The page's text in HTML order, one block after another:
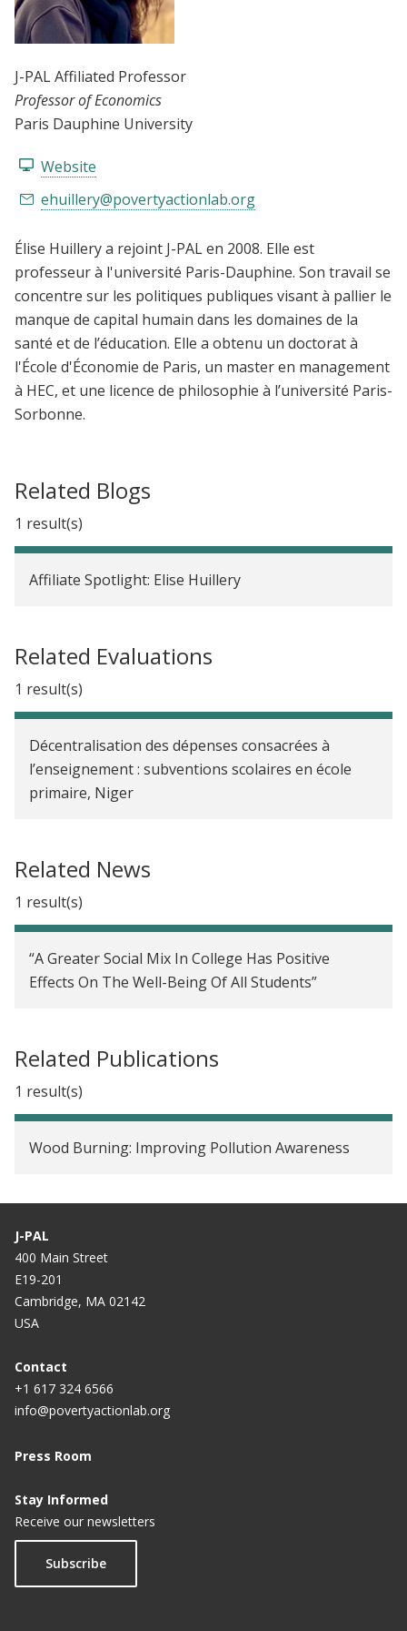
J-PAL Affiliated Professor
Professor of Economics
Paris Dauphine University
Website
ehuillery@povertyactionlab.org
Élise Huillery a rejoint J-PAL en 2008. Elle est
professeur à l'université Paris-Dauphine. Son travail se
concentre sur les politiques publiques visant à pallier le
manque de capital humain dans les domaines de la
santé et de l’éducation. Elle a obtenu un doctorat à
l'École d'Économie de Paris, un master en management
à HEC, et une licence de philosophie à l’université Paris-
Sorbonne.
Related Blogs
1 result(s)
Affiliate Spotlight: Elise Huillery
Related Evaluations
1 result(s)
Décentralisation des dépenses consacrées à
l’enseignement : subventions scolaires en école
primaire, Niger
Related News
1 result(s)
“A Greater Social Mix In College Has Positive
Effects On The Well-Being Of All Students”
Related Publications
1 result(s)
Wood Burning: Improving Pollution Awareness
J-PAL
400 Main Street
E19-201
Cambridge, MA 02142
USA
Contact
+1 617 324 6566
info@povertyactionlab.org
Press Room
Stay Informed
Receive our newsletters
Subscribe